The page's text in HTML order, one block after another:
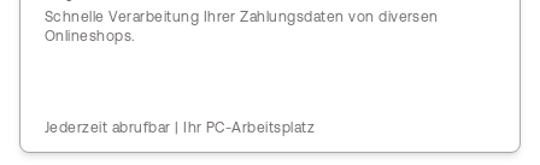
Schnelle Verarbeitung Ihrer Zahlungsdaten von diversen
Onlineshops.
Jederzeit abrufbar | Ihr PC-Arbeitsplatz